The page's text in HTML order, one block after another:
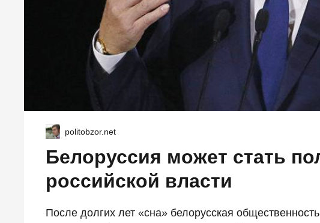
politobzor.net
Белоруссия может стать
российской власти
После долгих лет «сна» белорусская